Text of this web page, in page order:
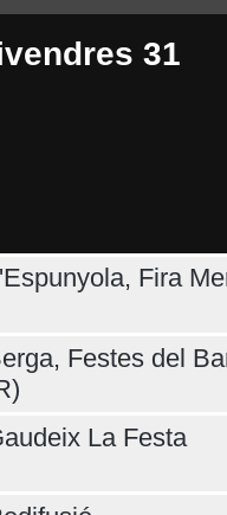
31
03 Fira
Festes del
La Festa